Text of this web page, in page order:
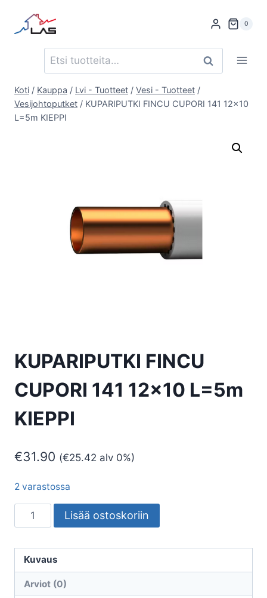
sisältöön
0
Etsi: Haku
Koti / Kauppa / Lvi - Tuotteet / Vesi - Tuotteet /
Vesijohtoputket / KUPARIPUTKI FINCU CUPORI 141 12×10
L=5m KIEPPI
KUPARIPUTKI FINCU
CUPORI 141 12×10 L=5m
KIEPPI
€31.90 (€25.42 alv 0%)
2 varastossa
KUPARIPUTKI
FINCU
141
12x10
L=5m
Lisää ostoskoriin
Kuvaus
Arviot (0)